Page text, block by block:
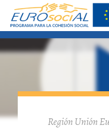
Región Unión